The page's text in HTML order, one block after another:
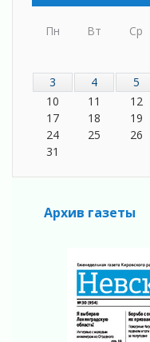
05 августа 2026
Добровольцы
05 августа 2026
С заботой о
05 августа 2026
Пульс региона
05 августа 2026
ведомства и
05 августа 2026
Вдохновлять,
05 августа 2026
Не оставят в беде
Пн Вт Ср
3
4 5
10
11 12
17
18 19
24
25 26
31
Архив газеты